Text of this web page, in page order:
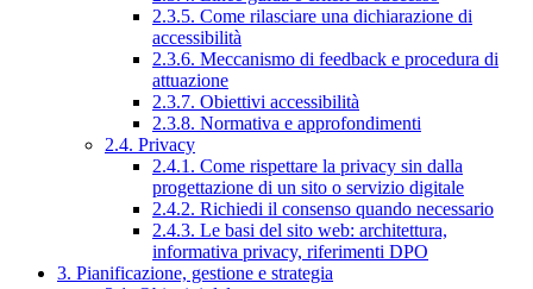
2.3.5. Come rilasciare una dichiarazione di
accessibilità
2.3.6. Meccanismo di feedback e procedura di
attuazione
2.3.7. Obiettivi accessibilità
2.3.8. Normativa e approfondimenti
2.4. Privacy
2.4.1. Come rispettare la privacy sin dalla
progettazione di un sito o servizio digitale
2.4.2. Richiedi il consenso quando necessario
2.4.3. Le basi del sito web: architettura,
informativa privacy, riferimenti DPO
3. Pianificazione, gestione e strategia